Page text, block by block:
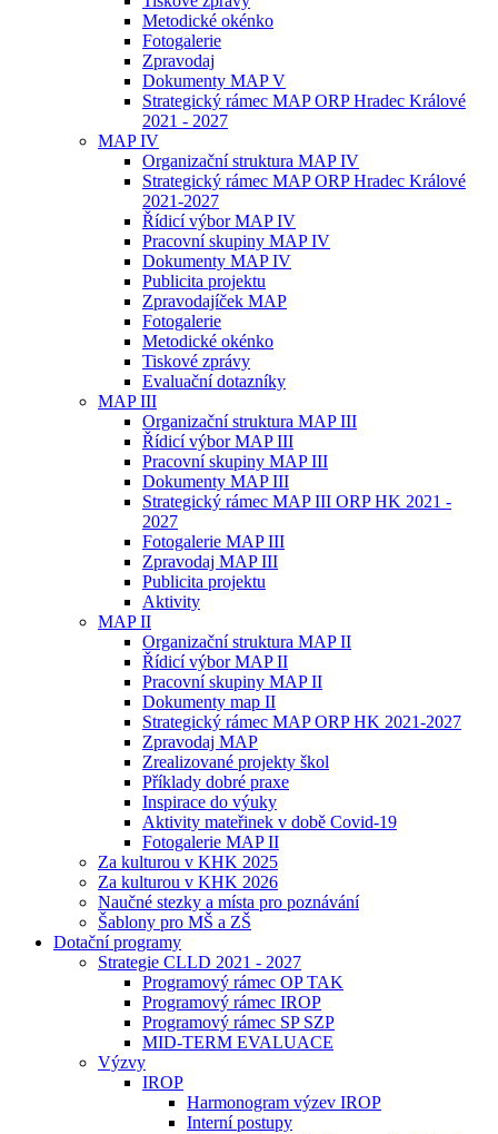
Metodické okénko
Fotogalerie
Zpravodaj
Dokumenty MAP V
Strategický rámec MAP ORP Hradec Králové
2021 - 2027
MAP IV
Organizační struktura MAP IV
Strategický rámec MAP ORP Hradec Králové
2021-2027
Řídicí výbor MAP IV
Pracovní skupiny MAP IV
Dokumenty MAP IV
Publicita projektu
Zpravodajíček MAP
Fotogalerie
Metodické okénko
Tiskové zprávy
Evaluační dotazníky
MAP III
Organizační struktura MAP III
Řídicí výbor MAP III
Pracovní skupiny MAP III
Dokumenty MAP III
Strategický rámec MAP III ORP HK 2021 -
2027
Fotogalerie MAP III
Zpravodaj MAP III
Publicita projektu
Aktivity
MAP II
Organizační struktura MAP II
Řídicí výbor MAP II
Pracovní skupiny MAP II
Dokumenty map II
Strategický rámec MAP ORP HK 2021-2027
Zpravodaj MAP
Zrealizované projekty škol
Příklady dobré praxe
Inspirace do výuky
Aktivity mateřinek v době Covid-19
Fotogalerie MAP II
Za kulturou v KHK 2025
Za kulturou v KHK 2026
Naučné stezky a místa pro poznávání
Šablony pro MŠ a ZŠ
Dotační programy
Strategie CLLD 2021 - 2027
Programový rámec OP TAK
Programový rámec IROP
Programový rámec SP SZP
MID-TERM EVALUACE
Výzvy
IROP
Harmonogram výzev IROP
Interní postupy